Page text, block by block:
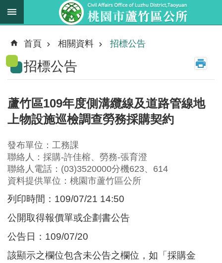
跳到主要內容區塊
新
消
息
務
職
掌
法
規
資
料
進
階
搜
尋
首頁 相關資料 招標公告
招標公告
蘆竹區109年度側溝纜線及道路管線地
上物設施巡檢調查勞務採購契約
發布單位：工務課
聯絡人：採購-許佳榕、勞務-張育澄
聯絡人電話：(03)3520000分機623、614
資料提供單位：桃園市蘆竹區公所
列印時間：109/07/21 14:50
公開取得報價單或企劃書公告
公告日：109/07/20
該顯示之欄位包含未公告之欄位，如「採購金